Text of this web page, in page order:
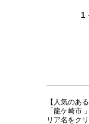
1 -
【人気のあ
「龍ケ崎市
リア名をク